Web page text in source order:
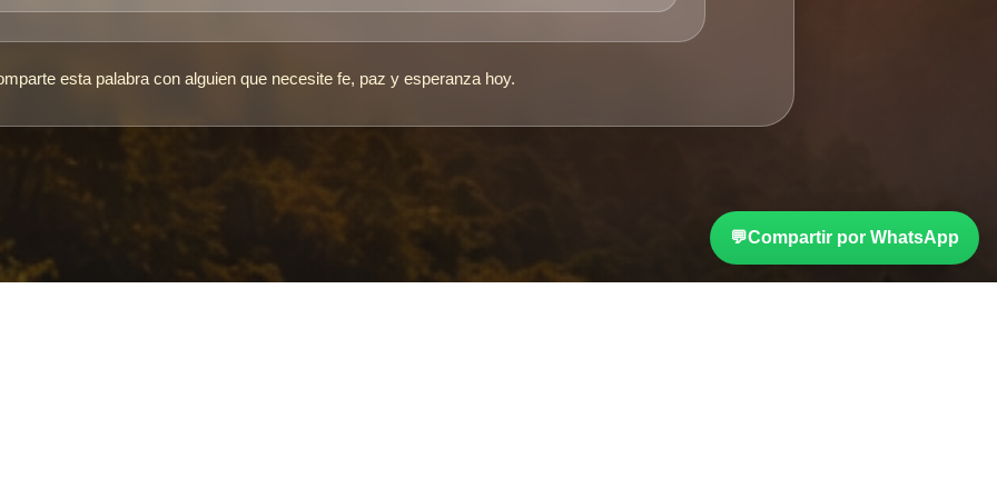
esta palabra con alguien que necesite fe, paz y esperanza hoy.
💬Compartir por WhatsApp